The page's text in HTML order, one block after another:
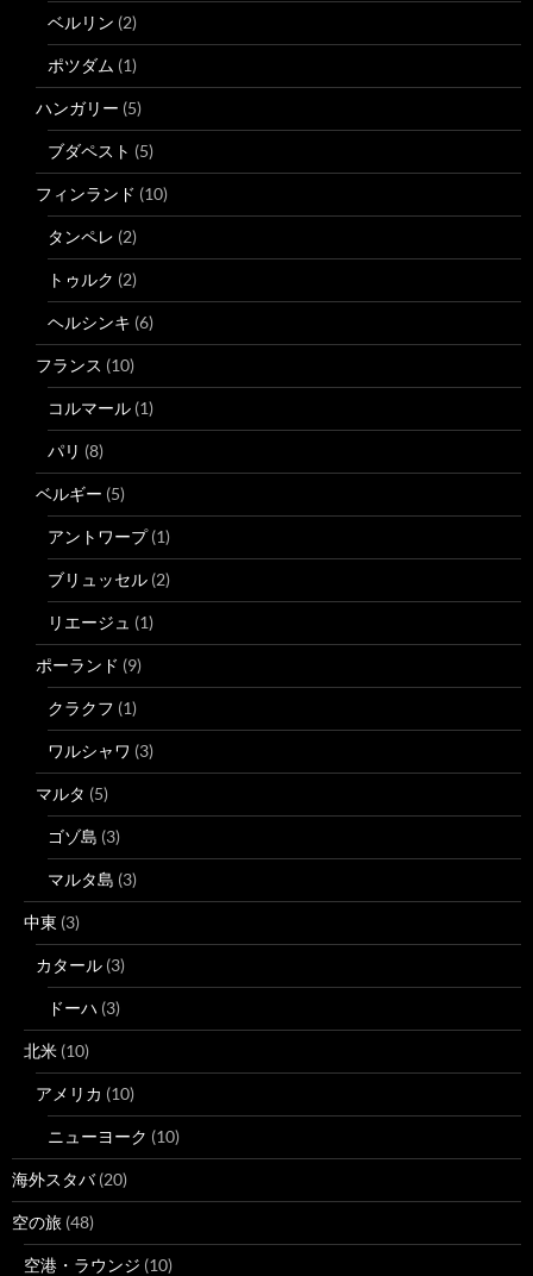
ベルリン (2)
ポツダム (1)
ハンガリー (5)
ブダペスト (5)
フィンランド (10)
タンペレ (2)
トゥルク (2)
ヘルシンキ (6)
フランス (10)
コルマール (1)
パリ (8)
ベルギー (5)
アントワープ(1)
ブリュッセル (2)
リエージュ (1)
ポーランド (9)
クラクフ (1)
ワルシャワ (3)
マルタ (5)
ゴゾ島 (3)
マルタ島 (3)
中東 (3)
カタール (3)
ドーハ (3)
北米 (10)
アメリカ (10)
ニューヨーク (10)
海外スタバ(20)
空の旅 (48)
空港・ラウンジ (10)